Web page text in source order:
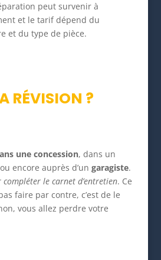
peut survenir à
et le tarif dépend du
et du type de pièce.
RÉVISION ?
une concession, dans un
encore auprès d’un garagiste.
le carnet d’entretien. Ce
faire par contre, c’est de le
vous allez perdre votre